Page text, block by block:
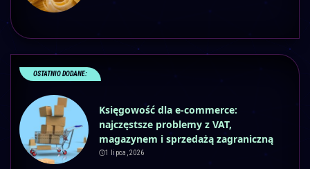
OSTATNIO DODANE:
Księgowość dla e-commerce:
najczęstsze problemy z VAT,
magazynem i sprzedażą zagraniczną
1 lipca, 2026